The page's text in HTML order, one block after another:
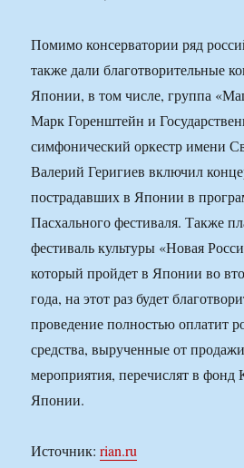
Помимо консерватории ряд
также дали благотворительные
Японии, в том числе, группа
Марк Горенштейн и
симфонический оркестр имени
Валерий Геригиев включил
пострадавших в Японии в
Пасхального фестиваля. Также
фестиваль культуры «Новая
который пройдет в Японии во
года, на этот раз будет
проведение полностью оплатит
средства, вырученные от
мероприятия, перечислят в фонд
Японии.
Источник:rian.ru